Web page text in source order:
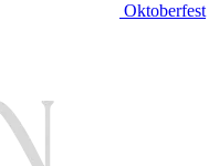
Oktoberfest